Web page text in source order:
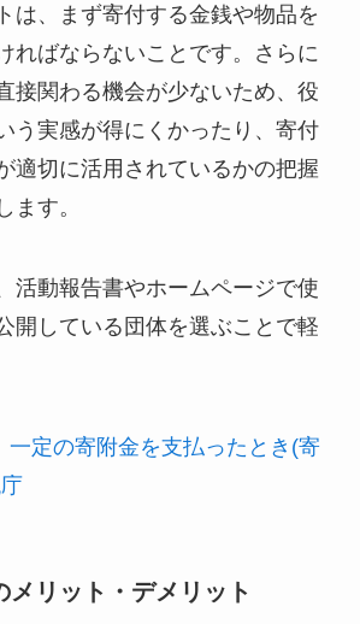
は、まず寄付する金銭や物品を
ればならないことです。さらに
接関わる機会が少ないため、役
う実感が得にくかったり、寄付
適切に活用されているかの把握
ます。
活動報告書やホームページで使
開している団体を選ぶことで軽
定の寄附金を支払ったとき(寄
メリット・デメリット